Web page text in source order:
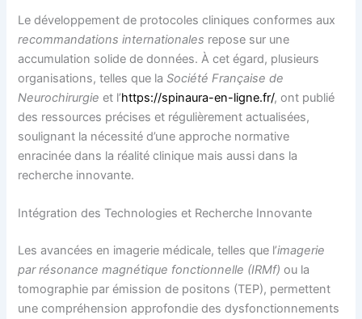
Le développement de protocoles cliniques conformes aux
recommandations internationales repose sur une
accumulation solide de données. À cet égard, plusieurs
organisations, telles que laSociété Française de
Neurochirurgie et l’https://spinaura-en-ligne.fr/, ont publié
des ressources précises et régulièrement actualisées,
soulignant la nécessité d’une approche normative
enracinée dans la réalité clinique mais aussi dans la
recherche innovante.
Intégration des Technologies et Recherche Innovante
Les avancées en imagerie médicale, telles que l’imagerie
par résonance magnétique fonctionnelle (IRMf) ou la
tomographie par émission de positons (TEP), permettent
une compréhension approfondie des dysfonctionnements